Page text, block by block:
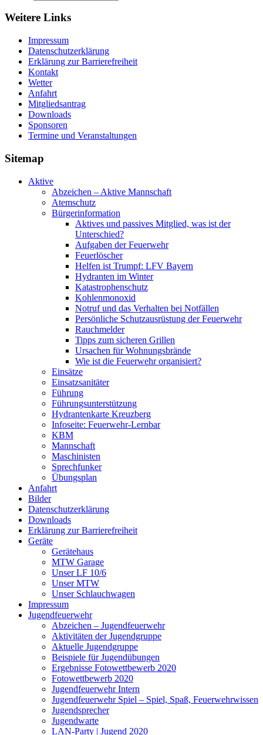
Weitere Links
Impressum
Datenschutzerklärung
Erklärung zur Barriere­frei­heit
Kontakt
Wetter
Anfahrt
Mitgliedsantrag
Downloads
Sponsoren
Termine und Veranstaltungen
Sitemap
Aktive
Abzeichen – Aktive Mannschaft
Atemschutz
Bürgerinformation
Aktives und passives Mitglied, was ist der
Unterschied?
Aufgaben der Feuerwehr
Feuerlöscher
Helfen ist Trumpf: LFV Bayern
Hydranten im Winter
Katastrophenschutz
Kohlenmonoxid
Notruf und das Verhalten bei Notfällen
Persönliche Schutzausrüstung der Feuerwehr
Rauchmelder
Tipps zum sicheren Grillen
Ursachen für Wohnungsbrände
Wie ist die Feuerwehr organisiert?
Einsätze
Einsatzsanitäter
Führung
Führungsunterstützung
Hydrantenkarte Kreuzberg
Infoseite: Feuerwehr-Lernbar
KBM
Mannschaft
Maschinisten
Sprechfunker
Übungsplan
Anfahrt
Bilder
Datenschutzerklärung
Downloads
Erklärung zur Barriere­frei­heit
Geräte
Gerätehaus
MTW Garage
Unser LF 10/6
Unser MTW
Unser Schlauchwagen
Impressum
Jugendfeuerwehr
Abzeichen – Jugendfeuerwehr
Aktivitäten der Jugendgruppe
Aktuelle Jugendgruppe
Beispiele für Jugendübungen
Ergebnisse Fotowettbewerb 2020
Fotowettbewerb 2020
Jugendfeuerwehr Intern
Jugendfeuerwehr Spiel – Spiel, Spaß, Feuerwehrwissen
Jugendsprecher
Jugendwarte
LAN-Party | Jugend 2020